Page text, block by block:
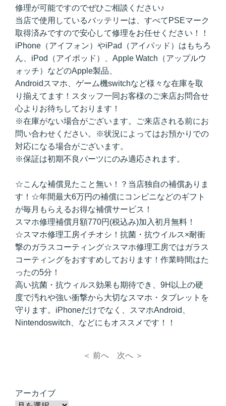
修理が可能ですのでぜひご相談ください♪
当店で使用しているバッテリーは、すべてPSEマーク
取得済みですので安心して修理をお任せください！！
iPhone（アイフォン）やiPad（アイパッド）はもちろ
ん、iPod（アイポッド）、Apple Watch（アップルウ
ォッチ）などのApple製品、
Androidスマホ、ゲーム機switchなど様々な在庫を取
り揃えてます！スタッフ一同お客様のご来店お問合せ
心よりお待ちしております！
※在庫がない場合がございます。ご来店される前にお
問い合わせください。※状況によってはお預かりでの
対応になる場合がございます。
※保証は初期不良パーツにのみ適応されます。
☆こんな補償見たこと無い！？当店独自の補償ありま
す！☆年間最大6万円の補償にコンビニなどのギフト
が毎月もらえるお得な補償サービス！
スマホ修理補償月額770円(税込み)加入初月無料！
☆スマホ修理工房イチオシ！抗菌・抗ウイルス×耐衝
撃のガラスコーティング☆スマホ修理工房ではガラス
コーティングをおすすめしております！作業時間はた
ったの5分！
高い抗菌・抗ウィルス効果も期待でき、9H以上の硬
度で汚れや強い衝撃から大切なスマホ・タブレットを
守ります。iPhoneだけでなく、スマホAndroid、
Nintendoswitch、などにもオススメです！！
＜ 前へ 次へ ＞
アーカイブ